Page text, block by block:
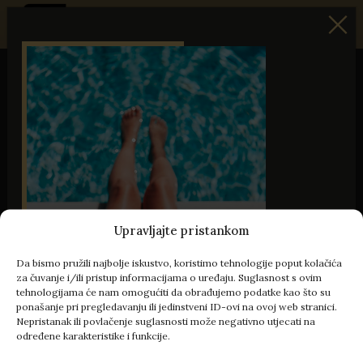
Upravljajte pristankom
Da bismo pružili najbolje iskustvo, koristimo tehnologije poput kolačića
za čuvanje i/ili pristup informacijama o uređaju. Suglasnost s ovim
tehnologijama će nam omogućiti da obrađujemo podatke kao što su
ponašanje pri pregledavanju ili jedinstveni ID-ovi na ovoj web stranici.
Nepristanak ili povlačenje suglasnosti može negativno utjecati na
određene karakteristike i funkcije.
Travel Istria / Najbolje ponude vila u Istri
NAJBOLJE PONUDE
Prikazuje se1-6od6 rezultata
Sortiraj po: Preporučeno